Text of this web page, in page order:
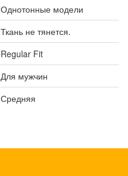
Однотонные модели
Ткань не тянется.
Regular Fit
Для мужчин
Средняя